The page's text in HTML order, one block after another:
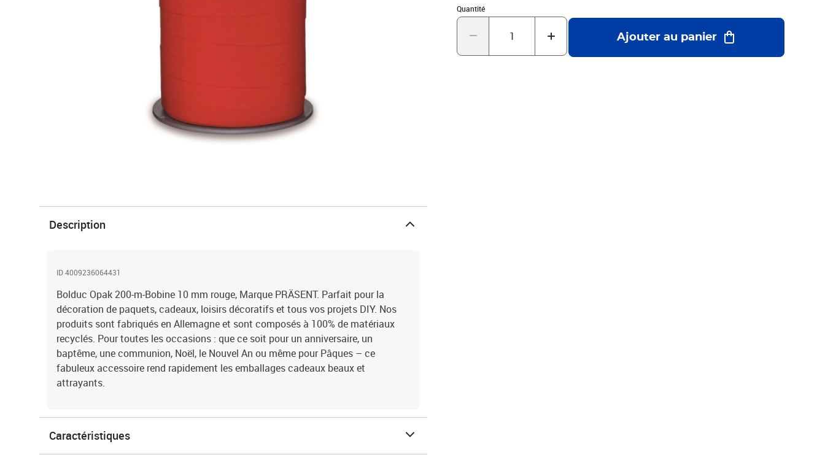
Quantité
Quantité : 1
Ajouter au panier
Description
ID 4009236064431
Bolduc Opak 200-m-Bobine 10 mm rouge, Marque PRÄSENT. Parfait pour la
décoration de paquets, cadeaux, loisirs décoratifs et tous vos projets DIY. Nos
produits sont fabriqués en Allemagne et sont composés à 100% de matériaux
recyclés. Pour toutes les occasions : que ce soit pour un anniversaire, un
baptême, une communion, Noël, le Nouvel An ou même pour Pâques – ce
fabuleux accessoire rend rapidement les emballages cadeaux beaux et
attrayants.
Caractéristiques